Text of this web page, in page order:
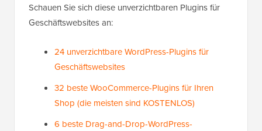
Schauen Sie sich diese unverzichtbaren Plugins für
Geschäftswebsites an:
24 unverzichtbare WordPress-Plugins für
Geschäftswebsites
32 beste WooCommerce-Plugins für Ihren
Shop (die meisten sind KOSTENLOS)
6 beste Drag-and-Drop-WordPress-